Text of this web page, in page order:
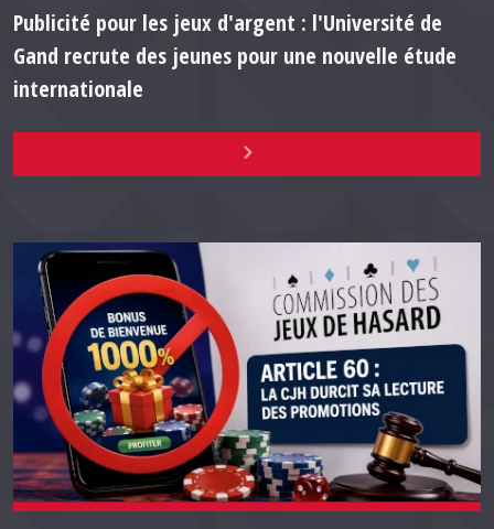
Publicité pour les jeux d'argent : l'Université de
Gand recrute des jeunes pour une nouvelle étude
internationale